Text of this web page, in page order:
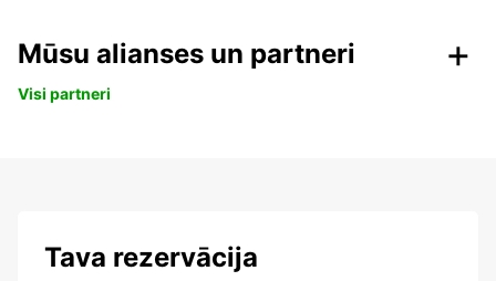
Mūsu alianses un partneri
Visi partneri
Tava rezervācija